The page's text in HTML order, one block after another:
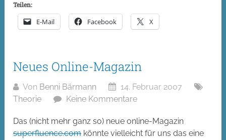
Teilen:
E-Mail Facebook X
Neues Online-Magazin
Von Benni Bärmann
14. Februar 2007
Theorie
Keine Kommentare
Das (nicht mehr ganz so) neue online-Magazin
superfluence.comkönnte vielleicht für uns das eine